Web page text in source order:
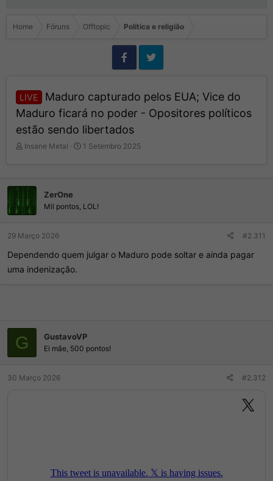
Home Fóruns Offtopic Política e religião
LIVE
Maduro capturado pelos EUA; Vice do
Maduro ficará no poder - Opositores políticos
estão sendo libertados
I
a
r
o
Insane Metal
D
I
i
1 Setembro 2025
ZerOne
Mil pontos, LOL!
29 Março 2026 #2.311
Dependendo quem julgar o Maduro pode soltar e ainda pagar
uma indenização.
G GustavoVP
Ei mãe, 500 pontos!
30 Março 2026 #2.312